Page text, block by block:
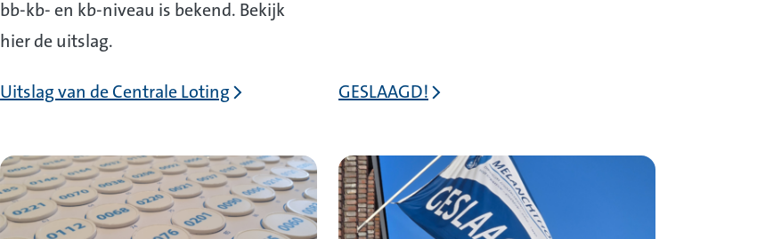
bb-kb- en kb-niveau is bekend. Bekijk
hier de uitslag.
Uitslag van de Centrale Loting GESLAAGD!